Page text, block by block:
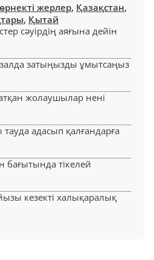
жерлер, Қазақстан,
, Қытай
сәуірдің аяғына дейін
затыңызды ұмытсаңыз
жолаушылар нені
адасып қалғандарға
бағытында тікелей
кезекті халықаралық